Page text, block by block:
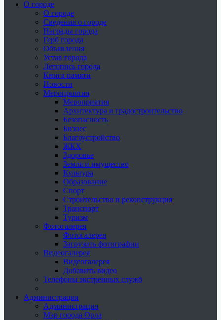
О городе
О городе
Сведения о городе
Награды города
Герб города
Объявления
Устав города
Летопись города
Книга памяти
Новости
Мероприятия
Мероприятия
Архитектура и градостроительство
Безопасность
Бизнес
Благоустройство
ЖКХ
Здоровье
Земля и имущество
Культура
Образование
Спорт
Строительство и реконструкция
Транспорт
Туризм
Фотогалерея
Фотогалерея
Загрузить фотографии
Видеогалерея
Видеогалерея
Добавить видео
Телефоны экстренных служб
Администрация
Администрация
Мэр города Орла